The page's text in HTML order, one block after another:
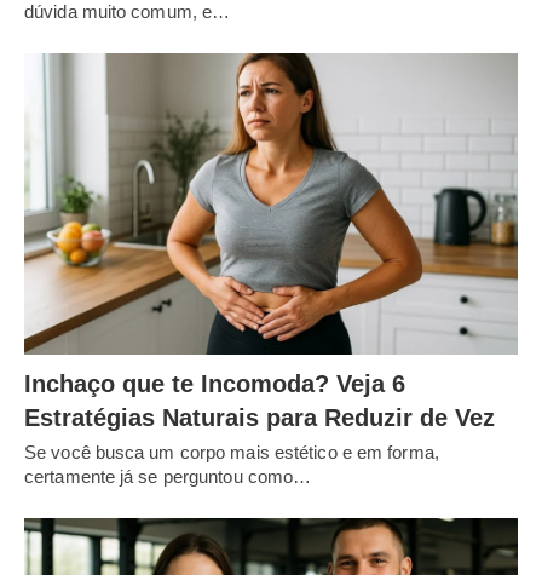
dúvida muito comum, e…
Inchaço que te Incomoda? Veja 6
Estratégias Naturais para Reduzir de Vez
Se você busca um corpo mais estético e em forma,
certamente já se perguntou como…